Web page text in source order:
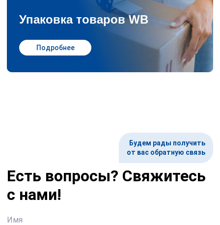
Упаковка товаров WB
Подробнее
Будем рады получить
от вас обратную связь
Есть вопросы? Свяжитесь
с нами!
Имя